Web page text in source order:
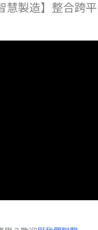
慧製造】整合跨